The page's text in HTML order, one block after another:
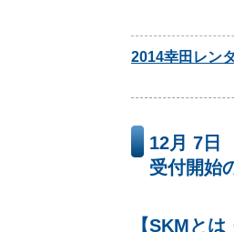
2014幸田レン
12月 7日
受付開始
【SKMと